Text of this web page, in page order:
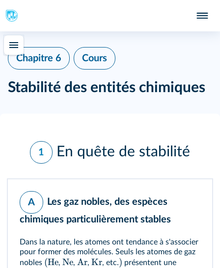
Chapitre 6 Cours
Stabilité des entités chimiques
1 En quête de stabilité
A
Les gaz nobles, des espèces
chimiques particulièrement stables
Dans la nature, les atomes ont tendance à s'associer
pour former des molécules. Seuls les atomes de gaz
nobles (He, Ne, Ar, Kr, etc.) présentent une